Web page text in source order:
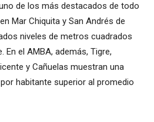
de los más destacados de todo
Mar Chiquita y San Andrés de
niveles de metros cuadrados
el AMBA, además, Tigre,
y Cañuelas muestran una
habitante superior al promedio